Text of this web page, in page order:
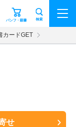
パンフ・願書 検索
カードGET
せ